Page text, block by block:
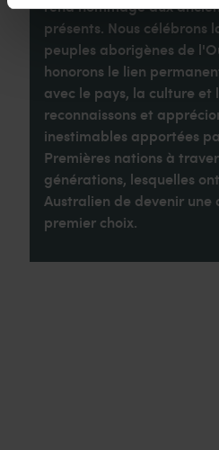
rend hommage aux
présents. Nous célébrons
peuples aborigènes de
honorons le lien
avec le pays, la culture et
reconnaissons et
inestimables apportées
Premières nations à
générations, lesquelles
Australien de devenir une
premier choix.